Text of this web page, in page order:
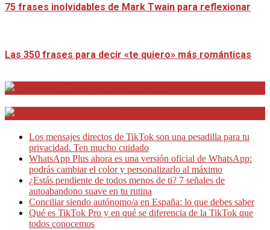
75 frases inolvidables de Mark Twain para reflexionar
Las 350 frases para decir «te quiero» más románticas
Los mensajes directos de TikTok son una pesadilla para tu
privacidad. Ten mucho cuidado
WhatsApp Plus ahora es una versión oficial de WhatsApp:
podrás cambiar el color y personalizarlo al máximo
¿Estás pendiente de todos menos de ti? 7 señales de
autoabandono suave en tu rutina
Conciliar siendo autónomo/a en España: lo que debes saber
Qué es TikTok Pro y en qué se diferencia de la TikTok que
todos conocemos